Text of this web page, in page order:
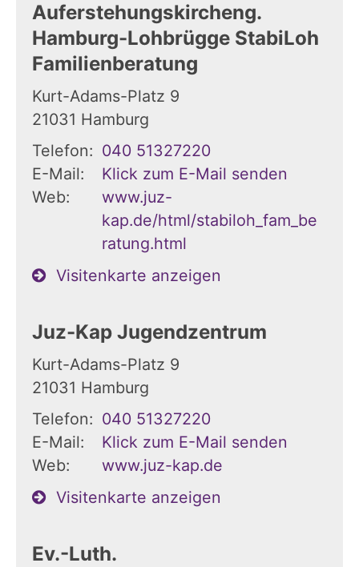
Auferstehungskircheng.
Hamburg-Lohbrügge StabiLoh
Familienberatung
Kurt-Adams-Platz 9
21031 Hamburg
Telefon: 040 51327220
E-Mail:
Klick zum E-Mail senden
Web:
www.juz-
kap.de/html/stabiloh_fam_be
ratung.html
Visitenkarte anzeigen
Juz-Kap Jugendzentrum
Kurt-Adams-Platz 9
21031 Hamburg
Telefon: 040 51327220
E-Mail:
Klick zum E-Mail senden
Web:
www.juz-kap.de
Visitenkarte anzeigen
Ev.-Luth.